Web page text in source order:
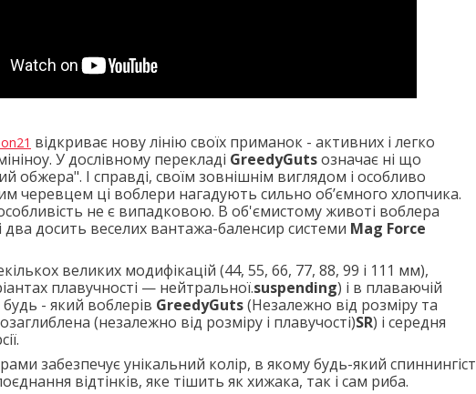
відкриває нову лінію своїх приманок - активних і легко
У дослівному перекладі GreedyGutsозначає ні що
обжера". І справді, своїм зовнішнім виглядом і особливо
черевцем ці воблери нагадують сильно об’ємного хлопчика.
не є випадковою. В об'ємистому животі воблера
досить веселих вантажа-баленсир системи Mag Force
великих модифікацій (44, 55, 66, 77, 88, 99 і 111 мм),
плавучності — нейтральної.suspending) і в плаваючій
будь - який воблерів GreedyGuts(Незалежно від розміру та
(незалежно від розміру і плавучості)SR) і середня
забезпечує унікальний колір, в якому будь-який спиннингіст
відтінків, яке тішить як хижака, так і сам риба.